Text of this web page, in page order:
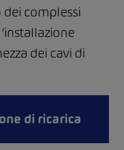
complessi
dei cavi di
di ricarica